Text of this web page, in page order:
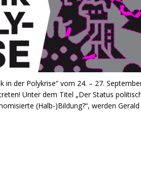
in der Polykrise“ vom 24. – 27.
Unter dem Titel „Der Status
(Halb-)Bildung?“, werden Gerald